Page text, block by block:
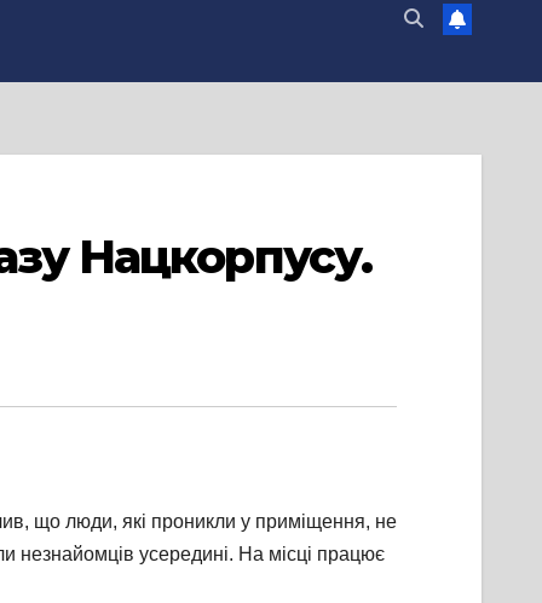
Нацкорпусу.
що люди, які проникли у приміщення, не
незнайомців усередині. На місці працює